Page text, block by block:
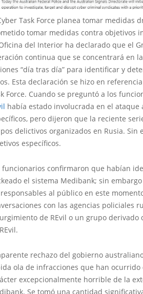
​​Task Force planea tomar medidas
tomar medidas contra objetivos
del Interior ha declarado que el
continua que se concentrará en
“día tras día” para identificar y
Esta declaración se hizo en
Force. Cuando se preguntó a los
había estado involucrada en el
pero dijeron que la reciente
delictivos organizados en Rusia.
específicos.
funcionarios confirmaron que habían
el sistema Medibank; sin
al público en este
con las agencias policiales
de REvil o un grupo
rechazo del gobierno
ola de infracciones que han
excepcionalmente horrible de la
Se tomó una cantidad